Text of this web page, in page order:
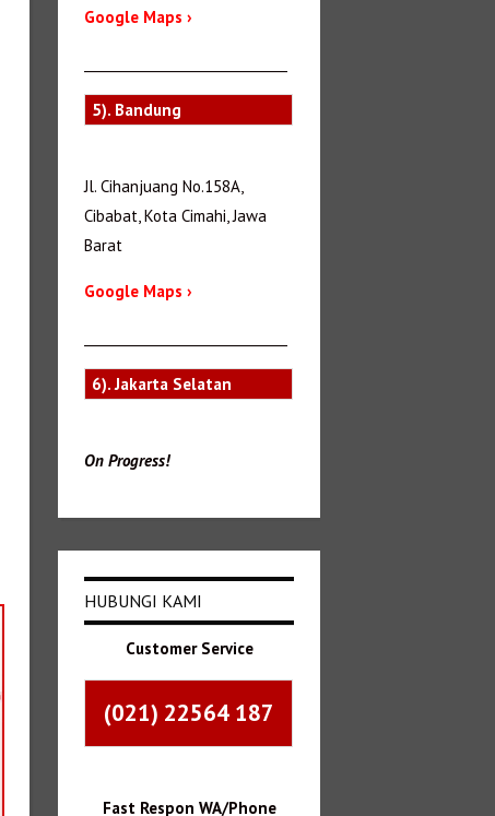
Google Maps ›
5). Bandung
Jl. Cihanjuang No.158A,
Cibabat, Kota Cimahi, Jawa
Barat
Google Maps ›
6). Jakarta Selatan
On Progress!
HUBUNGI KAMI
Customer Service
(021) 22564 187
Fast Respon WA/Phone